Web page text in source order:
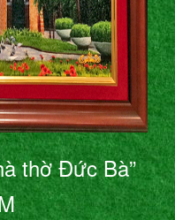
thờ Đức Bà”